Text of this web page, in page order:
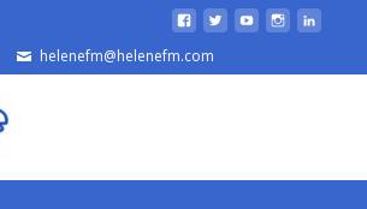
helenefm@helenefm.com